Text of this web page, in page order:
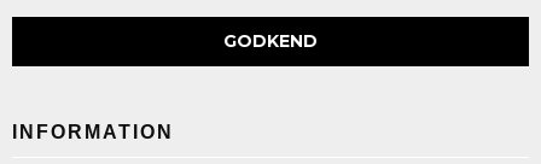
GODKEND
INFORMATION